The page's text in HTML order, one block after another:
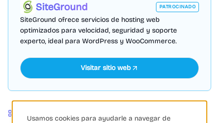
SiteGround PATROCINADO
SiteGround ofrece servicios de hosting web
optimizados para velocidad, seguridad y soporte
experto, ideal para WordPress y WooCommerce.
Visitar sitio web
Más Productos
Usamos cookies para ayudarle a navegar de